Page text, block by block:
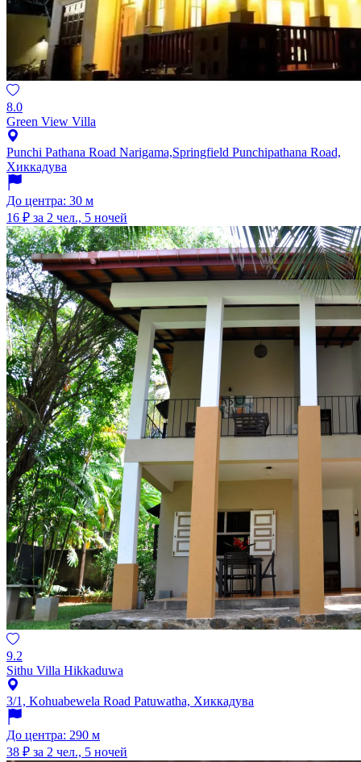
8.0
Green View Villa
Punchi Pathana Road Narigama,Springfield Punchipathana Road,
Хиккадува
До центра: 30 м
16 ₽ за 2 чел., 5 ночей
9.2
Sithu Villa Hikkaduwa
3/1, Kohuabewela Road Patuwatha, Хиккадува
До центра: 290 м
38 ₽ за 2 чел., 5 ночей